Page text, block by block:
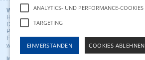
Wuntronic GmbH
Heppstrasse 30
D - 80995 Munich, Germany
Phone +49 (89) 3133007
Fax +49 (89) 3146706
wuntronic@wuntronic.de
Impressum
ANALYTICS- UND PERFORMANCE-COOKIES
TARGETING
EINVERSTANDEN COOKIES ABLEHNEN